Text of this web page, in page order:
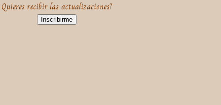
Quieres recibir las actualizaciones?
Inscribirme